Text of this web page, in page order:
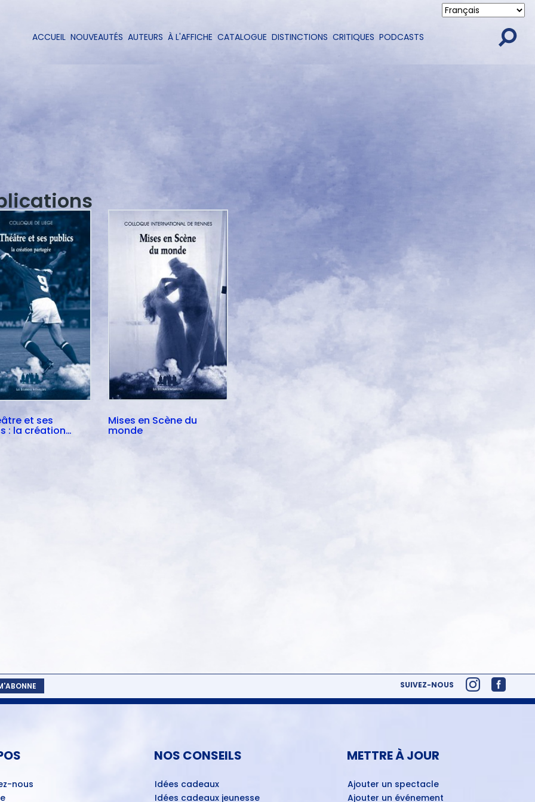
contenu
Navigation
ACCUEIL NOUVEAUTÉS AUTEURS À L'AFFICHE CATALOGUE DISTINCTIONS CRITIQUES PODCASTS
et ses
: la création
Mises en Scène du
monde
SUIVEZ-NOUS
nous
NOS CONSEILS
Idées cadeaux
Idées cadeaux jeunesse
METTRE À JOUR
Ajouter un spectacle
Ajouter un événement